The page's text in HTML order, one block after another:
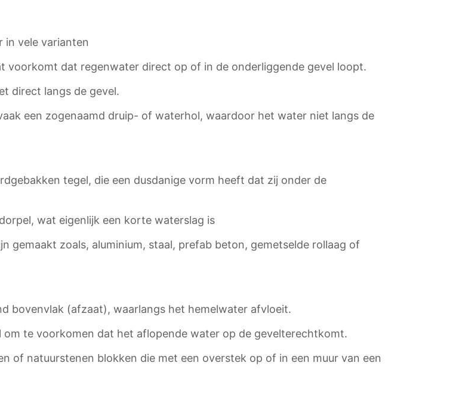
vele varianten
voorkomt dat regenwater direct op of in de onderliggende gevel loopt.
direct langs de gevel.
een zogenaamd druip- of waterhol, waardoor het water niet langs de
tegel, die een dusdanige vorm heeft dat zij onder de
wat eigenlijk een korte waterslag is
gemaakt zoals, aluminium, staal, prefab beton, gemetselde rollaag of
bovenvlak (afzaat), waarlangs het hemelwater afvloeit.
te voorkomen dat het aflopende water op de gevelterechtkomt.
of natuurstenen blokken die met een overstek op of in een muur van een